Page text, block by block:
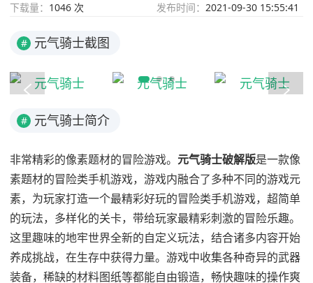
下载量： 1046 次 发布时间： 2021-09-30 15:55:41
# 元气骑士截图
# 元气骑士简介
非常精彩的像素题材的冒险游戏。 元气骑士破解版是一款像
素题材的冒险类手机游戏，游戏内融合了多种不同的游戏元
素，为玩家打造一个最精彩好玩的冒险类手机游戏，超简单
的玩法，多样化的关卡，带给玩家最精彩刺激的冒险乐趣。
这里趣味的地牢世界全新的自定义玩法，结合诸多内容开始
养成挑战，在生存中获得力量。游戏中收集各种奇异的武器
装备，稀缺的材料图纸等都能自由锻造，畅快趣味的操作爽